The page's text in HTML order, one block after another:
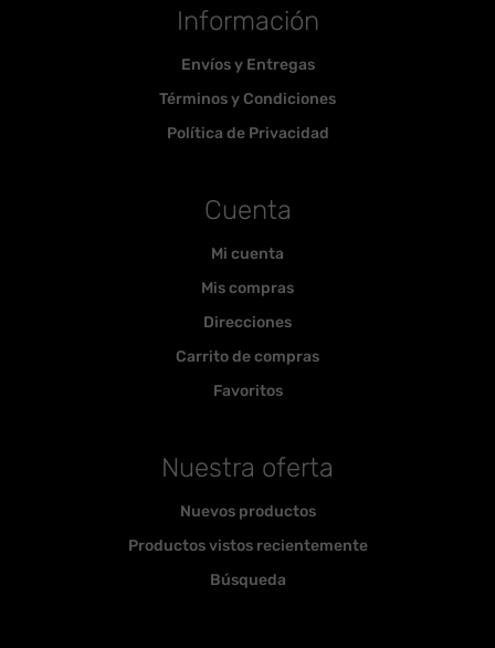
Información
Envíos y Entregas
Términos y Condiciones
Política de Privacidad
Cuenta
Mi cuenta
Mis compras
Direcciones
Carrito de compras
Favoritos
Nuestra oferta
Nuevos productos
Productos vistos recientemente
Búsqueda